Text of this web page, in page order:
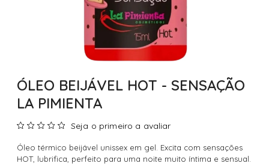
ÓLEO BEIJÁVEL HOT - SENSAÇÃO
LA PIMIENTA
Seja o primeiro a avaliar
Óleo térmico beijável unissex em gel. Excita com sensações
HOT, lubrifica, perfeito para uma noite muito íntima e sensual.